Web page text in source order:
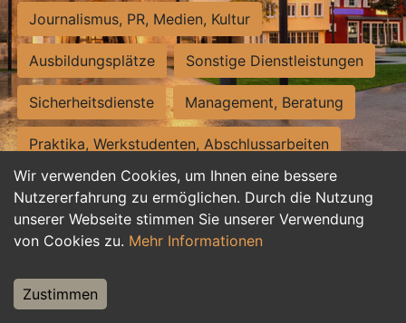
Wir verwenden Cookies, um Ihnen eine bessere
Nutzererfahrung zu ermöglichen. Durch die Nutzung
unserer Webseite stimmen Sie unserer Verwendung
von Cookies zu. Mehr Informationen
Zustimmen
Journalismus, PR, Medien, Kultur
Ausbildungsplätze Sonstige Dienstleistungen
Sicherheitsdienste Management, Beratung
Praktika, Werkstudenten, Abschlussarbeiten
Personalwesen Assistenz, Sekretariat
Hilfskräfte, Aushilfs- und Nebenjobs
Weiterbildung, Studium, duale Ausbildung